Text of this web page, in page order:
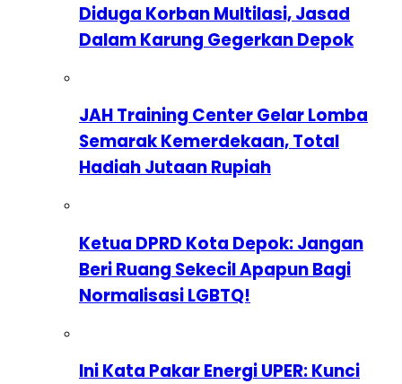
Diduga Korban Multilasi, Jasad
Dalam Karung Gegerkan Depok
JAH Training Center Gelar Lomba
Semarak Kemerdekaan, Total
Hadiah Jutaan Rupiah
Ketua DPRD Kota Depok: Jangan
Beri Ruang Sekecil Apapun Bagi
Normalisasi LGBTQ!
Ini Kata Pakar Energi UPER: Kunci